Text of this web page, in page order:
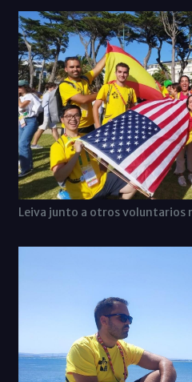
Leiva junto a otros voluntarios